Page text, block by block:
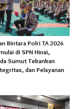
Bintara Polri TA 2026
di SPN Hinai,
Sumut Tekankan
dan Pelayanan